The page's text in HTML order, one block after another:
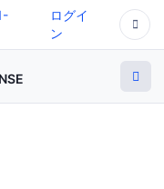
ログイ
ン